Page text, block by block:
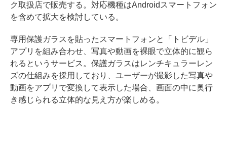
ク取扱店で販売する。対応機種はAndroidスマートフォン
を含めて拡大を検討している。
専用保護ガラスを貼ったスマートフォンと「トビデル」
アプリを組み合わせ、写真や動画を裸眼で立体的に観ら
れるというサービス。保護ガラスはレンチキュラーレン
ズの仕組みを採用しており、ユーザーが撮影した写真や
動画をアプリで変換して表示した場合、画面の中に奥行
き感じられる立体的な見え方が楽しめる。